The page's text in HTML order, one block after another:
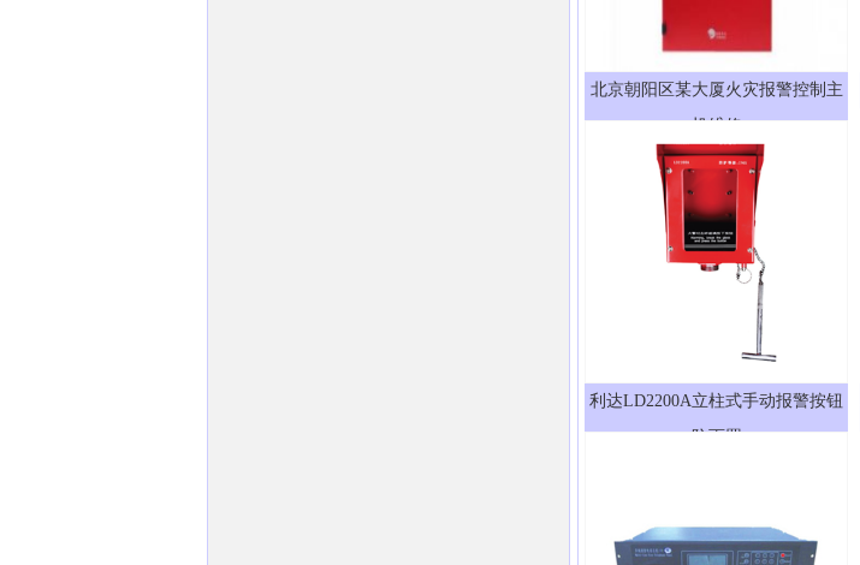
北京朝阳区某大厦火灾报警控制主
机维修
利达LD2200A立柱式手动报警按钮
防雨罩